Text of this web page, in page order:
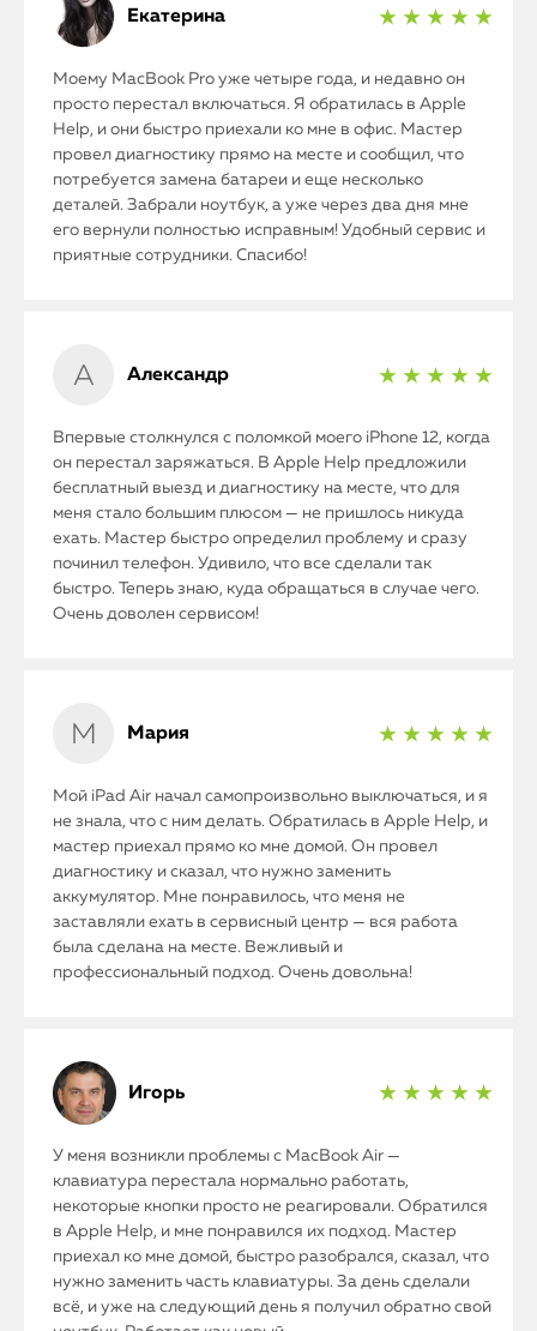
iPhone
iMac
Mac Mini
О нас
Екатерина ★ ★ ★ ★ ★
Моему MacBook Pro уже четыре года, и недавно он
просто перестал включаться. Я обратилась в Apple
Help, и они быстро приехали ко мне в офис. Мастер
провел диагностику прямо на месте и сообщил, что
потребуется замена батареи и еще несколько
деталей. Забрали ноутбук, а уже через два дня мне
его вернули полностью исправным! Удобный сервис и
приятные сотрудники. Спасибо!
Александр ★ ★ ★ ★ ★
Впервые столкнулся с поломкой моего iPhone 12, когда
он перестал заряжаться. В Apple Help предложили
бесплатный выезд и диагностику на месте, что для
меня стало большим плюсом — не пришлось никуда
ехать. Мастер быстро определил проблему и сразу
починил телефон. Удивило, что все сделали так
быстро. Теперь знаю, куда обращаться в случае чего.
Очень доволен сервисом!
Мария ★ ★ ★ ★ ★
Мой iPad Air начал самопроизвольно выключаться, и я
не знала, что с ним делать. Обратилась в Apple Help, и
мастер приехал прямо ко мне домой. Он провел
диагностику и сказал, что нужно заменить
аккумулятор. Мне понравилось, что меня не
заставляли ехать в сервисный центр — вся работа
была сделана на месте. Вежливый и
профессиональный подход. Очень довольна!
Игорь ★ ★ ★ ★ ★
У меня возникли проблемы с MacBook Air —
клавиатура перестала нормально работать,
некоторые кнопки просто не реагировали. Обратился
в Apple Help, и мне понравился их подход. Мастер
приехал ко мне домой, быстро разобрался, сказал, что
нужно заменить часть клавиатуры. За день сделали
всё, и уже на следующий день я получил обратно свой